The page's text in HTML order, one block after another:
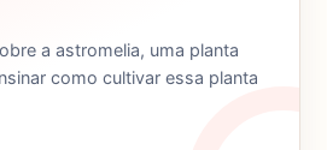
a astromelia, uma planta
como cultivar essa planta